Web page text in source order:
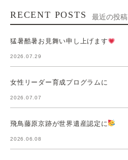
RECENT POSTS 最近の投稿
猛暑酷暑お見舞い申し上げます
2026.07.29
女性リーダー育成プログラムに
2026.07.07
飛鳥藤原京跡が世界遺産認定に
2026.06.08